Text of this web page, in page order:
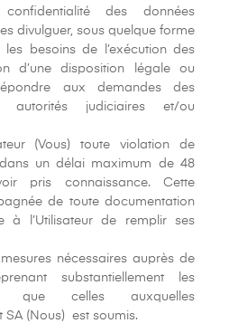
des données
divulguer, sous quelque forme
besoins de l’exécution des
d’une disposition légale ou
aux demandes des
autorités judiciaires et/ou
(Vous) toute violation de
un délai maximum de 48
pris connaissance. Cette
de toute documentation
à l’Utilisateur de remplir ses
nécessaires auprès de
substantiellement les
que celles auxquelles
(Nous) est soumis.